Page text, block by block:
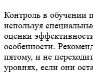
Контроль в обучении
используя
оценки
особенности.
пятому, и не
уровнях, если они